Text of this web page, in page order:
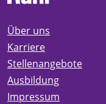
Über uns
Karriere
Stellenangebote
Ausbildung
Impressum